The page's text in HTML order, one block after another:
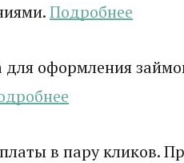
Подробнее
оформления
в пару кликов.